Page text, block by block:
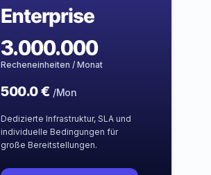
Enterprise
3.000.000
Recheneinheiten / Monat
500.0 € /Mon
Dedizierte Infrastruktur, SLA und
individuelle Bedingungen für
große Bereitstellungen.